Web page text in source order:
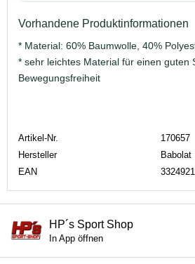
Vorhandene Produktinformationen
* Material: 60% Baumwolle, 40%
* sehr leichtes Material für einen guten
Bewegungsfreiheit
Artikel-Nr.
170657
Hersteller
Babolat
EAN
HP´s Sport Shop
In App öffnen